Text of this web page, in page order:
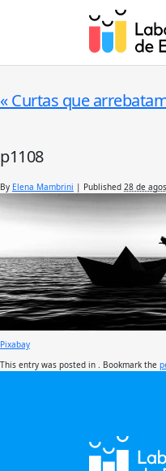
«Curtas que
p1108
By Elena Mambrini | Published 28 de
Pixabay
This entry was posted in . Bookmark the